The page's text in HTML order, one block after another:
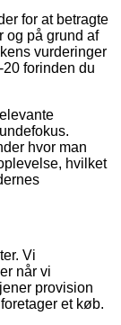
for at betragte
og på grund af
vurderinger
forinden du
hvor man
hvilket
Vi
når vi
provision
et køb.